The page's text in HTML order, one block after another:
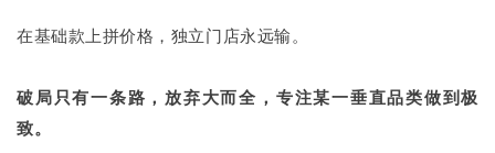
在基础款上拼价格，独立门店永远输。
破局只有一条路，放弃大而全，专注某一垂直品类做到极
致。